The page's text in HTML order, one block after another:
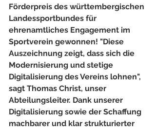
Förderpreis des württembergischen
Landessportbundes für
ehrenamtliches Engagement im
Sportverein gewonnen! "Diese
Auszeichnung zeigt, dass sich die
Modernisierung und stetige
Digitalisierung des Vereins lohnen",
sagt Thomas Christ, unser
Abteilungsleiter. Dank unserer
Digitalisierung sowie der Schaffung
machbarer und klar strukturierter